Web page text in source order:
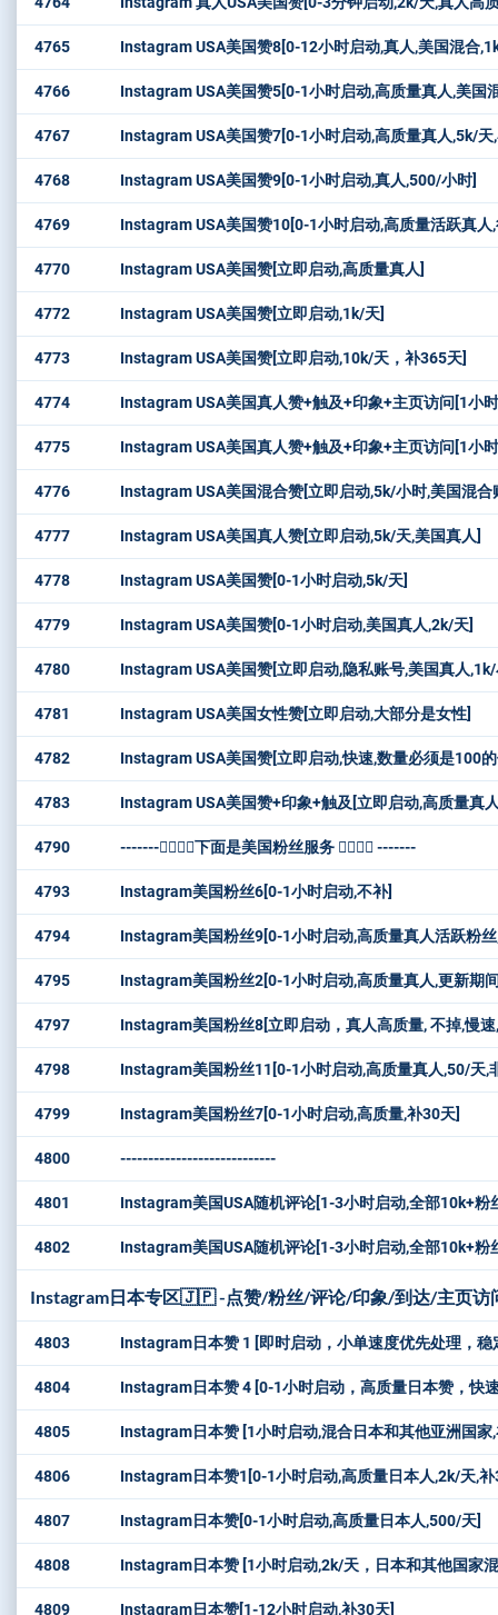
4765 Instagram USA美国赞8[0-12小时启动,真人,美国混合
4766 Instagram USA美国赞5[0-1小时启动,高质量真人,美国
4767 Instagram USA美国赞7[0-1小时启动,高质量真人,5k/天
4768 Instagram USA美国赞9[0-1小时启动,真人,500/小时]
4769 Instagram USA美国赞10[0-1小时启动,高质量活跃真人
4770 Instagram USA美国赞[立即启动,高质量真人]
4772 Instagram USA美国赞[立即启动,1k/天]
4773 Instagram USA美国赞[立即启动,10k/天，补365天]
4774 Instagram USA美国真人赞+触及+印象+主页访问[1小
4775 Instagram USA美国真人赞+触及+印象+主页访问[1小
4776 Instagram USA美国混合赞[立即启动,5k/小时,美国混合
4777 Instagram USA美国真人赞[立即启动,5k/天,美国真人]
4778 Instagram USA美国赞[0-1小时启动,5k/天]
4779 Instagram USA美国赞[0-1小时启动,美国真人,2k/天]
4780 Instagram USA美国赞[立即启动,隐私账号,美国真人
4781 Instagram USA美国女性赞[立即启动,大部分是女性]
4782 Instagram USA美国赞[立即启动,快速,数量必须是100
4783 Instagram USA美国赞+印象+触及[立即启动,高质量
4790 -------👇🏻👇🏻下面是美国粉丝服务 👇🏻👇🏻 -------
4793 Instagram美国粉丝6[0-1小时启动,不补]
4794 Instagram美国粉丝9[0-1小时启动,高质量真人活跃粉
4795 Instagram美国粉丝2[0-1小时启动,高质量真人,更新期
4797 Instagram美国粉丝8[立即启动，真人高质量, 不掉,慢
4798 Instagram美国粉丝11[0-1小时启动,高质量真人,50/天,
4799 Instagram美国粉丝7[0-1小时启动,高质量,补30天]
4800 ----------------------------
4801 Instagram美国USA随机评论[1-3小时启动,全部10k+
4802 Instagram美国USA随机评论[1-3小时启动,全部10k+
Instagram日本专区🇯🇵 -点赞/粉丝/评论/印象/到达/主页访
4803 Instagram日本赞 1 [即时启动，小单速度优先处理，
4804 Instagram日本赞 4 [0-1小时启动，高质量日本赞，快
4805 Instagram日本赞 [1小时启动,混合日本和其他亚洲国家
4806 Instagram日本赞1[0-1小时启动,高质量日本人,2k/天,
4807 Instagram日本赞[0-1小时启动,高质量日本人,500/天]
4808 Instagram日本赞 [1小时启动,2k/天，日本和其他国家
4809 Instagram日本赞[1-12小时启动,补30天]